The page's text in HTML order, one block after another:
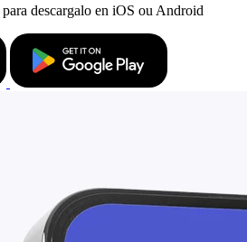
descargalo en iOS ou Android